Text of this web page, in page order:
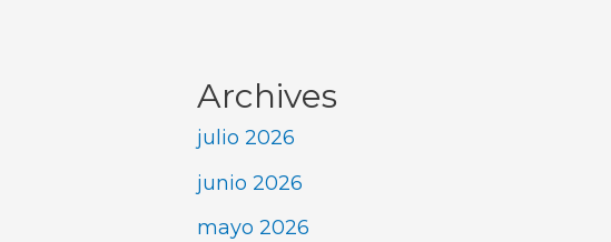
Archives
julio 2026
junio 2026
mayo 2026